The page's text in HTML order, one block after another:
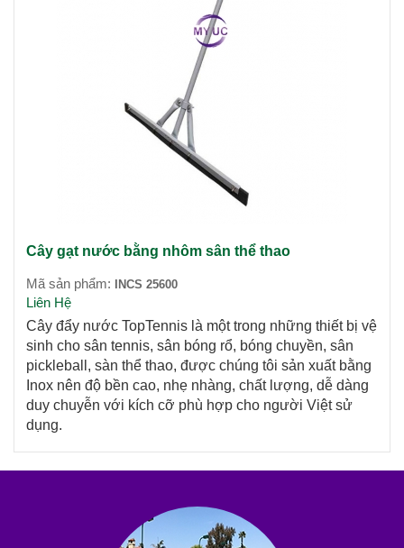
Cây gạt nước bằng nhôm sân thể thao
Mã sản phẩm: INCS 25600
Liên Hệ
Cây đẩy nước TopTennis là một trong những thiết bị vệ
sinh cho sân tennis, sân bóng rổ, bóng chuyền, sân
pickleball, sàn thể thao, được chúng tôi sản xuất bằng
Inox nên độ bền cao, nhẹ nhàng, chất lượng, dễ dàng
duy chuyễn với kích cỡ phù hợp cho người Việt sử
dụng.